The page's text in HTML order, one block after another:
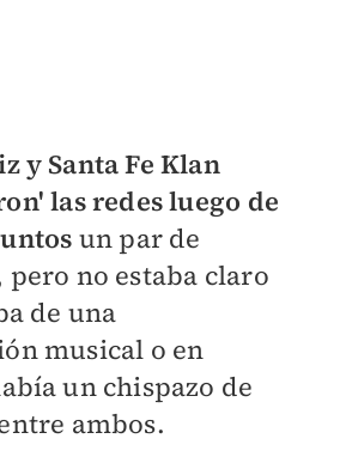
y Santa Fe Klan
las redes luego de
un par de
pero no estaba claro
de una
musical o en
un chispazo de
ambos.